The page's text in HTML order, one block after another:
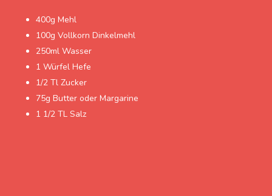
400g Mehl
100g Vollkorn Dinkelmehl
250ml Wasser
1 Würfel Hefe
1/2 Tl Zucker
75g Butter oder Margarine
1 1/2 TL Salz